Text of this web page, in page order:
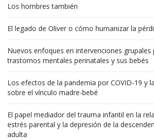
Los hombres también
El legado de Oliver o cómo humanizar la
Nuevos enfoques en intervenciones grupales
trastornos mentales perinatales y sus bebés
Los efectos de la pandemia por COVID-19 y
sobre el vínculo madre-bebé
El papel mediador del trauma infantil en la
estrés parental y la depresión de la
adulta